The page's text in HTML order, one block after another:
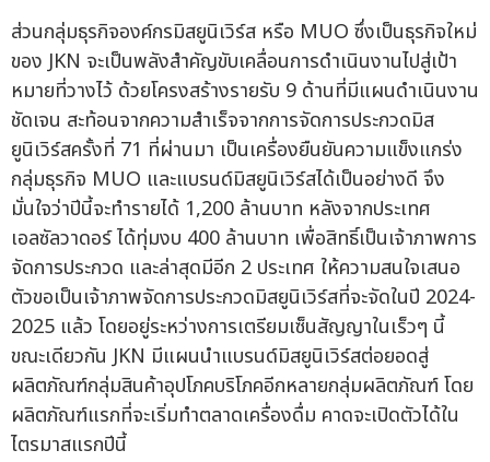
ส่วนกลุ่มธุรกิจองค์กรมิสยูนิเวิร์ส หรือ MUO ซึ่งเป็นธุรกิจใหม่
ของ JKN จะเป็นพลังสำคัญขับเคลื่อนการดำเนินงานไปสู่เป้า
หมายที่วางไว้ ด้วยโครงสร้างรายรับ 9 ด้านที่มีแผนดำเนินงาน
ชัดเจน สะท้อนจากความสำเร็จจากการจัดการประกวดมิส
ยูนิเวิร์สครั้งที่ 71 ที่ผ่านมา เป็นเครื่องยืนยันความแข็งแกร่ง
กลุ่มธุรกิจ MUO และแบรนด์มิสยูนิเวิร์สได้เป็นอย่างดี จึง
มั่นใจว่าปีนี้จะทำรายได้ 1,200 ล้านบาท หลังจากประเทศ
เอลซัลวาดอร์ ได้ทุ่มงบ 400 ล้านบาท เพื่อสิทธิ์เป็นเจ้าภาพการ
จัดการประกวด และล่าสุดมีอีก 2 ประเทศ ให้ความสนใจเสนอ
ตัวขอเป็นเจ้าภาพจัดการประกวดมิสยูนิเวิร์สที่จะจัดในปี 2024-
2025 แล้ว โดยอยู่ระหว่างการเตรียมเซ็นสัญญาในเร็วๆ นี้
ขณะเดียวกัน JKN มีแผนนำแบรนด์มิสยูนิเวิร์สต่อยอดสู่
ผลิตภัณฑ์กลุ่มสินค้าอุปโภคบริโภคอีกหลายกลุ่มผลิตภัณฑ์ โดย
ผลิตภัณฑ์แรกที่จะเริ่มทำตลาดเครื่องดื่ม คาดจะเปิดตัวได้ใน
ไตรมาสแรกปีนี้